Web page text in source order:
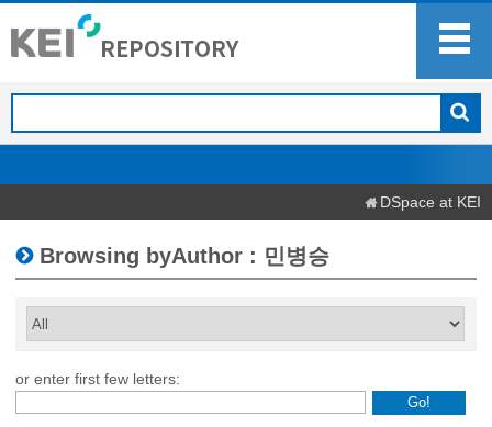
DSpace at KEI
Browsing byAuthor : 민병승
or enter first few letters: